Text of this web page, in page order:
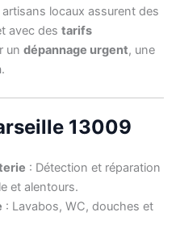
artisans locaux assurent des
avec des tarifs
un dépannage urgent, une
.
13009
: Détection et réparation
et alentours.
: Lavabos, WC, douches et